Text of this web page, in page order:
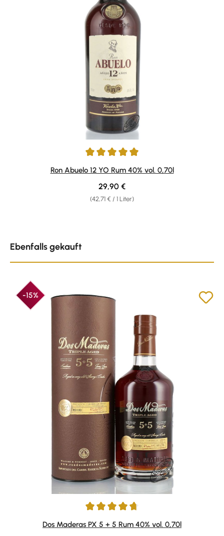
Durchschnittliche Bewertung von 4.93 von 5 Sternen
Ron Abuelo 12 YO Rum 40% vol. 0,70l
(42,71 € / 1 Liter)
Regulärer Preis:
29,90 €
Ebenfalls gekauft
-15%
Durchschnittliche Bewertung von 4.81 von 5 Sternen
Dos Maderas PX 5 + 5 Rum 40% vol. 0,70l